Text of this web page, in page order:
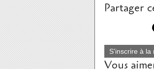
Partager
S'inscrire à la
Vous